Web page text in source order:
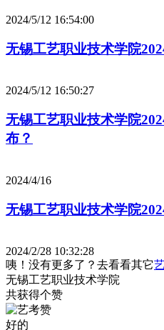
2024/5/12 16:54:00
无锡工艺职业技术学院
2024/5/12 16:50:27
无锡工艺职业技术学院
布？
2024/4/16
无锡工艺职业技术学院
2024/2/28 10:32:28
咦！没有更多了？去看看其它
无锡工艺职业技术学院
共获得个赞
好的